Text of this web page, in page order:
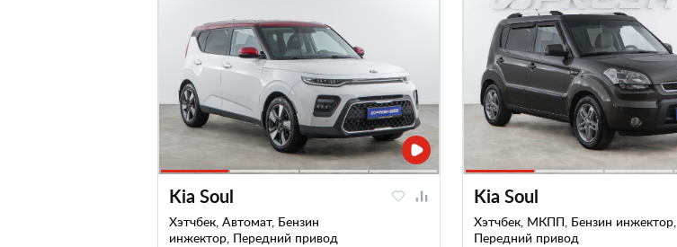
Kia Soul
Хэтчбек, Автомат, Бензин
инжектор, Передний привод
Kia Soul
Хэтчбек, МКПП, Бензин инжектор,
Передний привод